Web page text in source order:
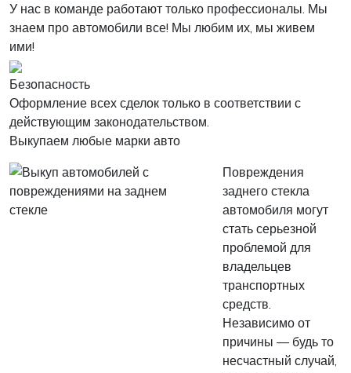
У нас в команде работают только профессионалы. Мы
знаем про автомобили все! Мы любим их, мы живем
ими!
Безопасность
Оформление всех сделок только в соответствии с
действующим законодательством.
Выкупаем любые марки авто
Повреждения
заднего стекла
автомобиля могут
стать серьезной
проблемой для
владельцев
транспортных
средств.
Независимо от
причины — будь то
несчастный случай,